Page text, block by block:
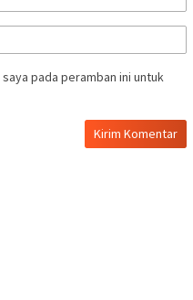
pada peramban ini untuk